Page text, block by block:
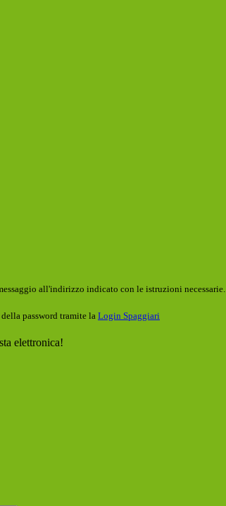
all'indirizzo indicato con le istruzioni necessarie.
password tramite la Login Spaggiari
elettronica!